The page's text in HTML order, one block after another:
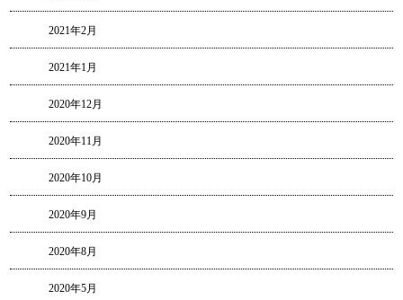
2021年2月
2021年1月
2020年12月
2020年11月
2020年10月
2020年9月
2020年8月
2020年5月